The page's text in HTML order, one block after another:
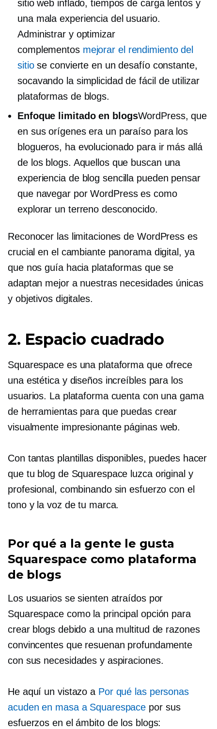
sitio web inflado, tiempos de carga lentos y
una mala experiencia del usuario.
Administrar y optimizar
complementos mejorar el rendimiento del
sitiose convierte en un desafío constante,
socavando la simplicidad defácil de utilizar
plataformas de blogs.
Enfoque limitado en blogsWordPress, que
en sus orígenes era un paraíso para los
blogueros, ha evolucionado para ir más allá
de los blogs. Aquellos que buscan una
experiencia de blog sencilla pueden pensar
que navegar por WordPress es como
explorar un terreno desconocido.
Reconocer las limitaciones de WordPress es
crucial en el cambiante panorama digital, ya
que nos guía hacia plataformas que se
adaptan mejor a nuestras necesidades únicas
y objetivos digitales.
2. Espacio cuadrado
Squarespace es una plataforma que ofrece
una estética y diseños increíbles para los
usuarios. La plataforma cuenta con una gama
de herramientas para que puedas crear
visualmente impresionantepáginas web.
Con tantas plantillas disponibles, puedes hacer
que tu blog de Squarespace luzca original y
profesional, combinando sin esfuerzo con el
tono y la voz de tu marca.
Por qué a la gente le gusta
Squarespace como plataforma
de blogs
Los usuarios se sienten atraídos por
Squarespace como la principal opción para
crear blogs debido a una multitud de razones
convincentes que resuenan profundamente
con sus necesidades y aspiraciones.
He aquí un vistazo a Por qué las personas
acuden en masa a Squarespace por sus
esfuerzos en el ámbito de los blogs: